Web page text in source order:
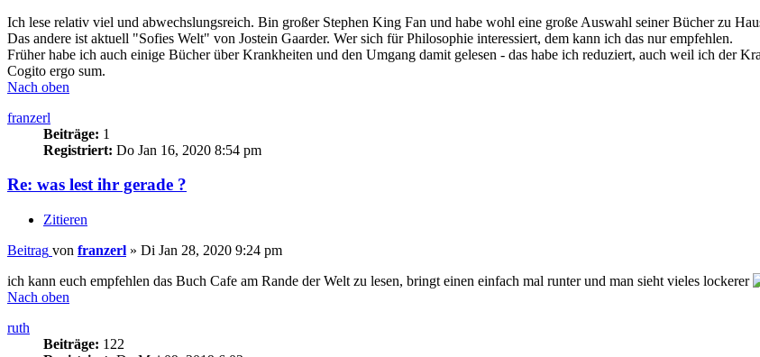
Ich lese relativ viel und abwechslungsreich. Bin großer Stephen King Fan und habe wohl eine große Auswahl seiner Bücher zu
Das andere ist aktuell "Sofies Welt" von Jostein Gaarder. Wer sich für Philosophie interessiert, dem kann ich das nur empfehlen.
Früher habe ich auch einige Bücher über Krankheiten und den Umgang damit gelesen - das habe ich reduziert, auch weil ich der
Cogito ergo sum.
Nach oben
franzerl
Beiträge: 1
Registriert: Do Jan 16, 2020 8:54 pm
Re: was lest ihr gerade ?
Zitieren
Beitrag von franzerl » Di Jan 28, 2020 9:24 pm
ich kann euch empfehlen das Buch Cafe am Rande der Welt zu lesen, bringt einen einfach mal runter und man sieht vieles lockerer
Nach oben
ruth
Beiträge: 122